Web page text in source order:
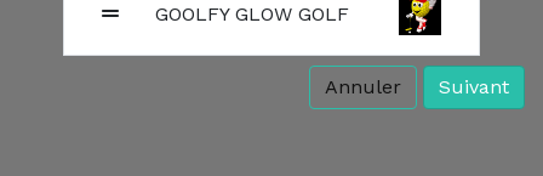
GOOLFY GLOW GOLF
Annuler Suivant